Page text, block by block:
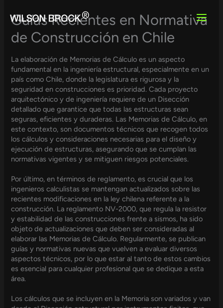
content
Guías Recientes en Normativa
de Construcción en Chile
La elaboración de Memorias de Cálculo es un aspecto
fundamental en la ingeniería estructural, especialmente en un
país como Chile, donde la legislatura es rigurosa y la
seguridad en construcciones es prioridad. Cada proyecto
arquitectónico y de ingeniería requiere de un Disección
detallado que garantice que todas las estructuras sean
seguras, eficientes y duraderas. Las Memorias de Cálculo, en
este contexto, son documentos técnicos que recogen todos
los cálculos y consideraciones necesarias para el diseño y
ejecución de estructuras, asegurando que se cumplan las
normativas vigentes y se mitiguen riesgos potenciales.
Por último, en términos de reglamento, es crucial que los
ingenieros calculistas se mantengan actualizados sobre las
recientes modificaciones en la ley chilena referente a la
construcción. La reglamento NV-2000, que regula la resistor
y estabilidad de las construcciones frente a sismos, ha sido
objeto de actualizaciones que deben ser consideradas al
elaborar las Memorias de Cálculo. Regularmente, se publican
guías y normativas nuevas que vuelven a evaluar diversos
aspectos técnicos, por lo que estar al tanto de estos cambios
es esencial para cualquier profesional que se dedique a esta
área.
Los cálculos que se incluyen en la Memoria son variados y van